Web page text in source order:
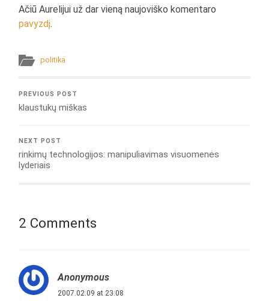
Ačiū Aurelijui už dar vieną naujoviško komentaro
pavyzdį.
politika
PREVIOUS POST
klaustukų miškas
NEXT POST
rinkimų technologijos: manipuliavimas visuomenės
lyderiais
2 Comments
Anonymous
2007.02.09 at 23:08